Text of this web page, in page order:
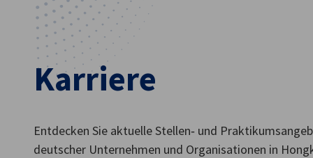
Karriere
Entdecken Sie aktuelle Stellen‑ und
deutscher Unternehmen und Organisationen in